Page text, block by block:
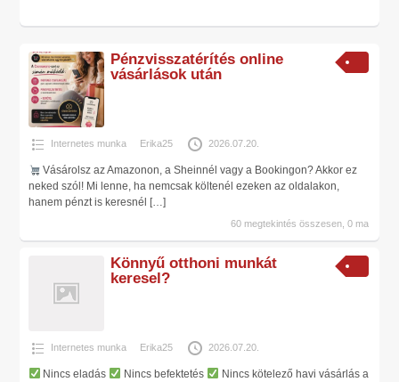
Pénzvisszatérítés online
vásárlások után
Internetes munka Erika25 2026.07.20.
Vásárolsz az Amazonon, a Sheinnél vagy a Bookingon? Akkor ez
neked szól! Mi lenne, ha nemcsak költenél ezeken az oldalakon,
hanem pénzt is keresnél
[…]
60 megtekintés összesen, 0 ma
Könnyű otthoni munkát
keresel?
Internetes munka Erika25 2026.07.20.
Nincs eladás Nincs befektetés
Nincs kötelező havi vásárlás a